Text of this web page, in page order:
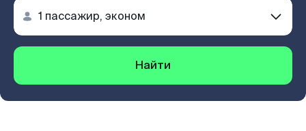
Найти